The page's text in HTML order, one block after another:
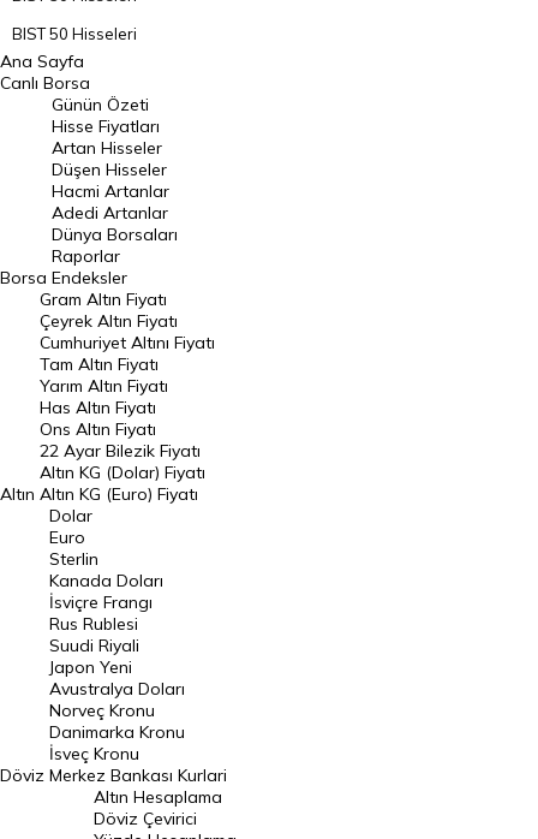
BIST 50 Hisseleri
BIST 100 Hisseleri
En Çok Artan Hisseler
En Çok Düşen Hisseler
Hacmi Artanlar
Geçmiş Kapanışlar
Dünya Borsaları
Raporlar
Endeksler
DÖVİZ
Döviz Kuru
Dolar Kuru
Euro Kuru
Pound Kuru
Frank Kuru
Riyal Kuru
Avustralya Doları
Danimarka Kronu Kuru
Kanada Doları Kuru
Norveç Kronu Kuru
İsveç Kronu Kuru
Ana Sayfa
Canlı Borsa
Borsa
Günün Özeti
Hisse Fiyatları
Artan Hisseler
Düşen Hisseler
Hacmi Artanlar
Adedi Artanlar
Dünya Borsaları
Raporlar
Endeksler
Altın
Gram Altın Fiyatı
Çeyrek Altın Fiyatı
Cumhuriyet Altını Fiyatı
Tam Altın Fiyatı
Yarım Altın Fiyatı
Has Altın Fiyatı
Ons Altın Fiyatı
22 Ayar Bilezik Fiyatı
Altın KG (Dolar) Fiyatı
Altın KG (Euro) Fiyatı
Döviz
Dolar
Euro
Sterlin
Kanada Doları
İsviçre Frangı
Rus Rublesi
Suudi Riyali
Japon Yeni
Avustralya Doları
Norveç Kronu
Danimarka Kronu
İsveç Kronu
Merkez Bankası Kurlari
Altın Hesaplama
Döviz Çevirici